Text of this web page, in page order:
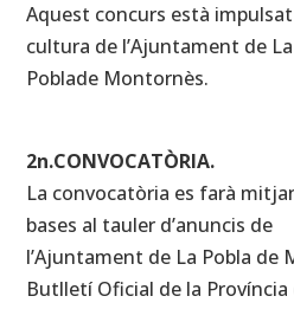
Aquest concurs està
cultura de l’Ajuntament de La
Poblade Montornès.
2n.CONVOCATÒRIA.
La convocatòria es farà
bases al tauler d’anuncis de
l’Ajuntament de La Pobla de
Butlletí Oficial de la Província